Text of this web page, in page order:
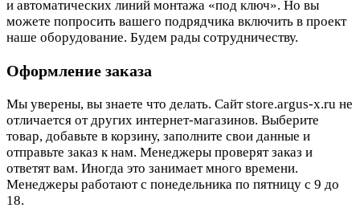
и автоматических линий монтажа «под ключ». Но вы
можете попросить вашего подрядчика включить в проект
наше оборудование. Будем рады сотрудничеству.
Оформление заказа
Мы уверены, вы знаете что делать. Сайт store.argus-x.ru не
отличается от других интернет-магазинов. Выберите
товар, добавьте в корзину, заполните свои данные и
отправьте заказ к нам. Менеджеры проверят заказ и
ответят вам. Иногда это занимает много времени.
Менеджеры работают с понедельника по пятницу с 9 до
18.